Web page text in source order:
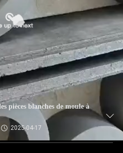
pièces blanches de moule à
2025-04-17